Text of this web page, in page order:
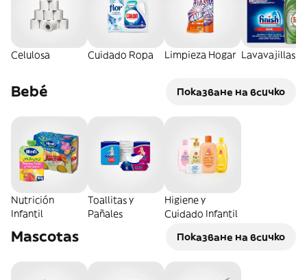
Celulosa Cuidado Ropa Limpieza Hogar Lavavajillas
Bebé Показване на всичко
Nutrición
Infantil
Toallitas y
Pañales
Higiene y
Cuidado Infantil
Mascotas Показване на всичко